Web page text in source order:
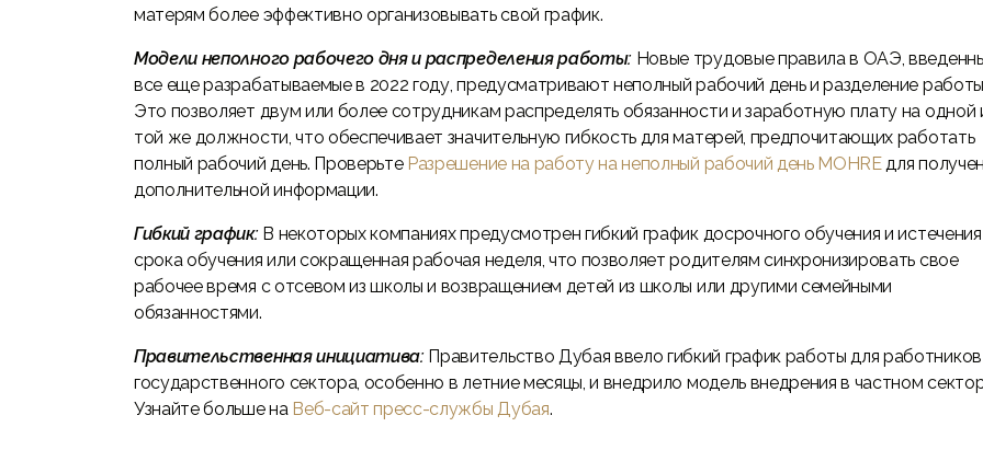
матерям более эффективно организовывать свой график.
Модели неполного рабочего дня и распределения работы: Новые трудовые правила в ОАЭ,
все еще разрабатываемые в 2022 году, предусматривают неполный рабочий день и разделение
Это позволяет двум или более сотрудникам распределять обязанности и заработную плату на одной
той же должности, что обеспечивает значительную гибкость для матерей, предпочитающих работать
полный рабочий день. Проверьте Разрешение на работу на неполный рабочий день MOHREдля
дополнительной информации.
Гибкий график: В некоторых компаниях предусмотрен гибкий график досрочного обучения и истечения
срока обучения или сокращенная рабочая неделя, что позволяет родителям синхронизировать свое
рабочее время с отсевом из школы и возвращением детей из школы или другими семейными
обязанностями.
Правительственная инициатива: Правительство Дубая ввело гибкий график работы для работников
государственного сектора, особенно в летние месяцы, и внедрило модель внедрения в частном
Узнайте больше на Веб-сайт пресс-службы Дубая.